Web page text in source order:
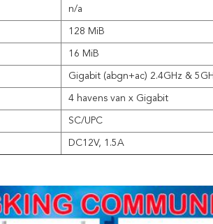
n/a
128 MiB
16 MiB
Gigabit (abgn+ac) 2.4GHz &
4 havens van x Gigabit
SC/UPC
DC12V, 1.5A